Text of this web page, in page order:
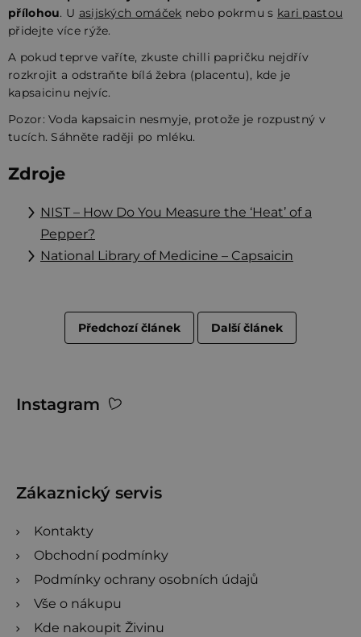
přílohou. U asijských omáček nebo pokrmu s kari pastou
přidejte více rýže.
A pokud teprve vaříte, zkuste chilli papričku nejdřív
rozkrojit a odstraňte bílá žebra (placentu), kde je
kapsaicinu nejvíc.
Pozor: Voda kapsaicin nesmyje, protože je rozpustný v
tucích. Sáhněte raději po mléku.
Zdroje
NIST – How Do You Measure the ‘Heat’ of a
Pepper?
National Library of Medicine – Capsaicin
Předchozí článek Další článek
Instagram
Zákaznický servis
Kontakty
Obchodní podmínky
Podmínky ochrany osobních údajů
Vše o nákupu
Kde nakoupit Živinu